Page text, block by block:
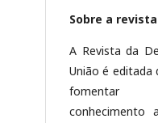
Sobre a revista
A Revista da
União é editada
fomentar
conhecimento